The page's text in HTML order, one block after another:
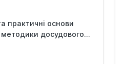
практичні основи
досудового...